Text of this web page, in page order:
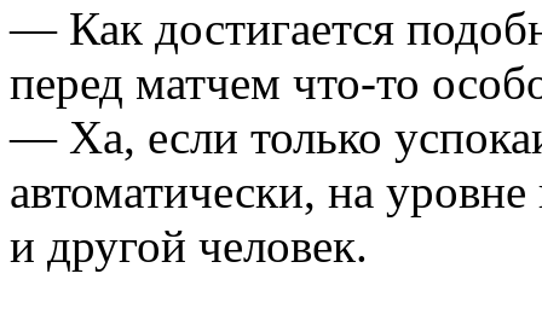
— Как достигается
перед матчем что-то
— Ха, если только
автоматически, на
и другой человек.